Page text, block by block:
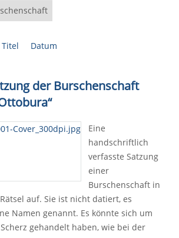
Titel Datum
der Burschenschaft
Eine
handschriftlich
verfasste Satzung
einer
Burschenschaft in
auf. Sie ist nicht datiert, es
Namen genannt. Es könnte sich um
gehandelt haben, wie bei der